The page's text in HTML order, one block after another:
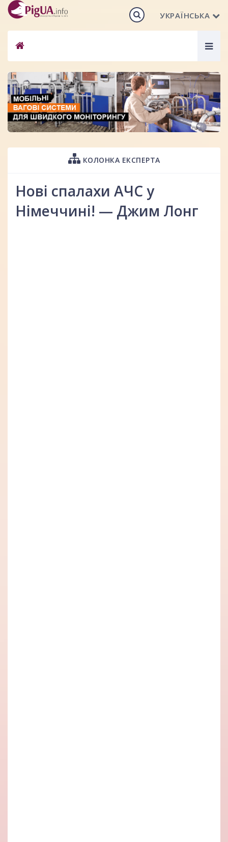
УКРАЇНСЬКА
КОЛОНКА ЕКСПЕРТА
Нові спалахи АЧС у
Німеччині! — Джим Лонг